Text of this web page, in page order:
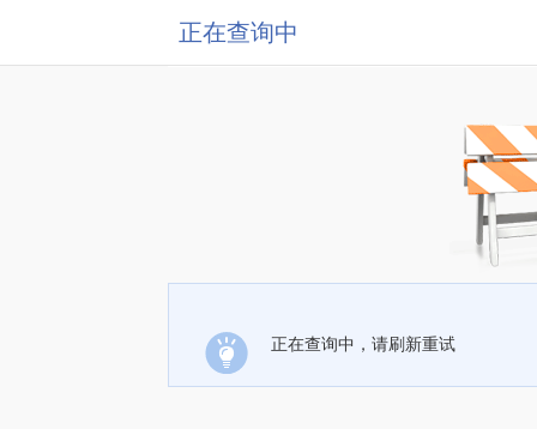
正在查询中
正在查询中，请刷新重试